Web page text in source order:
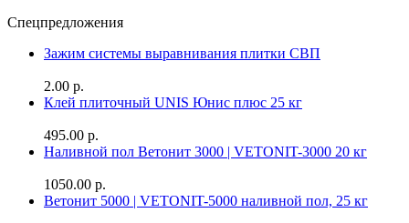
Спецпредложения
Зажим системы выравнивания плитки СВП
2.00 р.
Клей плиточный UNIS Юнис плюс 25 кг
495.00 р.
Наливной пол Ветонит 3000 | VETONIT-3000 20 кг
1050.00 р.
Ветонит 5000 | VETONIT-5000 наливной пол, 25 кг